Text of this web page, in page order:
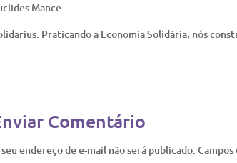
Mance
Praticando a Economia Solidária, nós
Comentário
endereço de e-mail não será publicado.